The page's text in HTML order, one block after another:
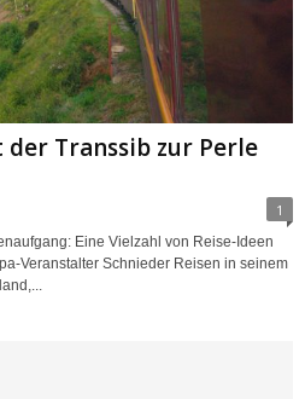
Transsib zur Perle
1
Eine Vielzahl von Reise-Ideen
Veranstalter Schnieder Reisen in seinem